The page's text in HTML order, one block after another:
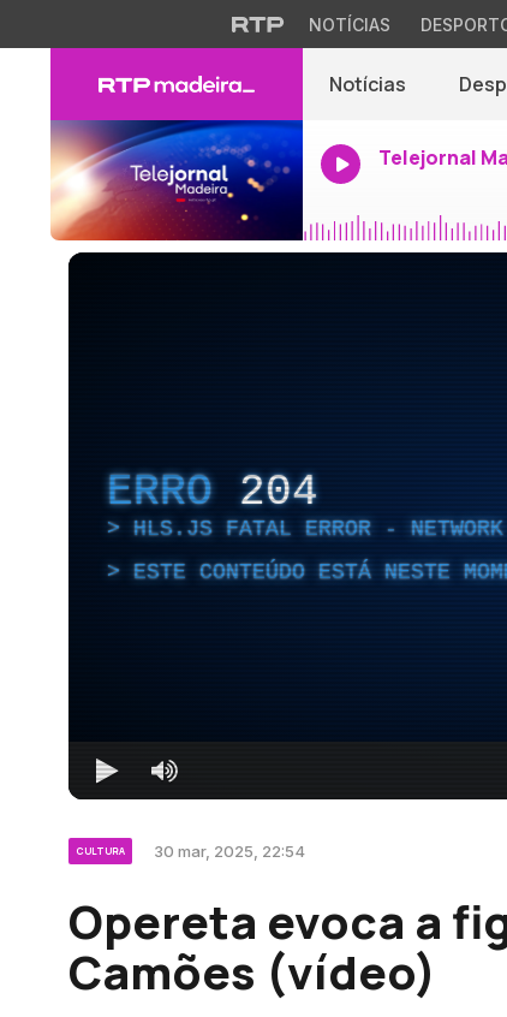
NOTÍCIAS
Notícias
Telejornal
ERRO 204
HLS.JS FATAL ERROR - NETWORK
ESTE CONTEÚDO ESTÁ NESTE
CULTURA 30 mar, 2025, 22:54
Opereta evoca a
Camões (vídeo)